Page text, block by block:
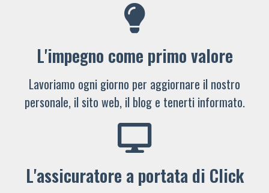
L'impegno come primo valore
Lavoriamo ogni giorno per aggiornare il nostro
personale, il sito web, il blog e tenerti informato.
L'assicuratore a portata di Click